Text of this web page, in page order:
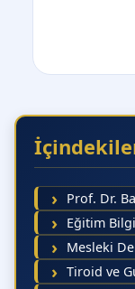
Önceki 5 Gün
08
Ağustos
Cumartesi
Prof. Dr.
Eğitim
Mesleki
Tiroid ve